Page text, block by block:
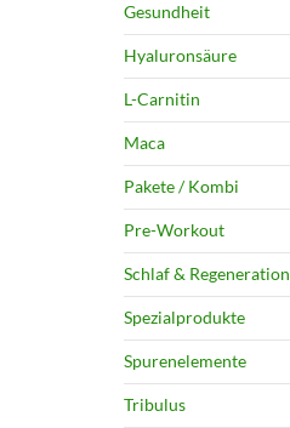
Gesundheit
Hyaluronsäure
L-Carnitin
Maca
Pakete / Kombi
Pre-Workout
Schlaf & Regeneration
Spezialprodukte
Spurenelemente
Tribulus